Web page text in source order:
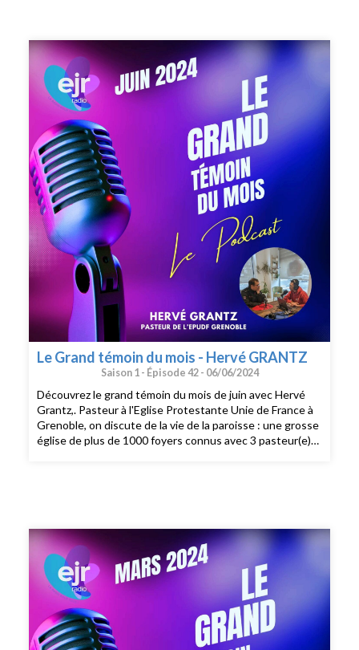
Le Grand témoin du mois - Hervé GRANTZ
Saison 1 - Épisode 42 - 06/06/2024
Découvrez le grand témoin du mois de juin avec Hervé
Grantz,. Pasteur à l'Eglise Protestante Unie de France à
Grenoble, on discute de la vie de la paroisse : une grosse
église de plus de 1000 foyers connus avec 3 pasteur(e)s
Eglise. Elle est présente au quotidien pour accueillir en
café "Chez Téo" et sur les plateformes de podcast et
YouTube pour les cultes et les chants du dimanche en
plus du culte dans un des espaces cultuels. Bonne
écoute!